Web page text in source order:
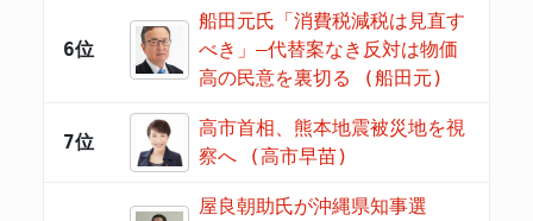
6位
船田元氏「消費税減税は見直す
べき」―代替案なき反対は物価
高の民意を裏切る (船田元)
7位
高市首相、熊本地震被災地を視
察へ (高市早苗)
屋良朝助氏が沖縄県知事選